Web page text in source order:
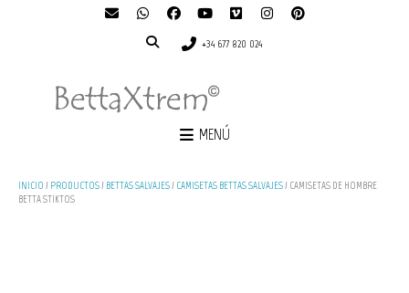
+34 677 820 024
MENÚ
INICIO / PRODUCTOS/ BETTAS SALVAJES/ CAMISETAS BETTAS SALVAJES/ CAMISETAS DE HOMBRE
BETTA STIKTOS